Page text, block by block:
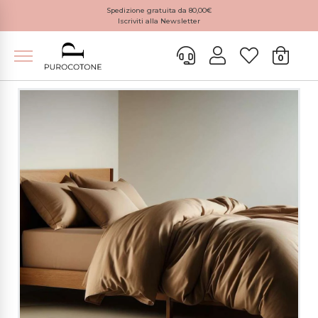
Spedizione gratuita da 80,00€
Iscriviti alla Newsletter
0